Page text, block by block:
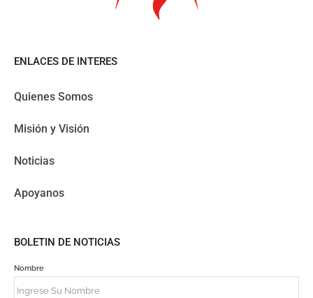
ENLACES DE INTERES
Quienes Somos
Misión y Visión
Noticias
Apoyanos
BOLETIN DE NOTICIAS
Nombre